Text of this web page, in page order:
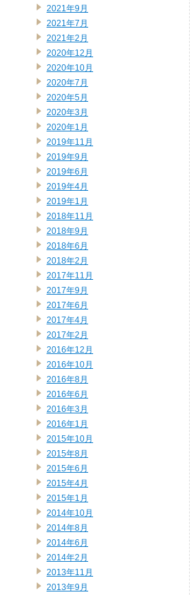
2021年9月
2021年7月
2021年2月
2020年12月
2020年10月
2020年7月
2020年5月
2020年3月
2020年1月
2019年11月
2019年9月
2019年6月
2019年4月
2019年1月
2018年11月
2018年9月
2018年6月
2018年2月
2017年11月
2017年9月
2017年6月
2017年4月
2017年2月
2016年12月
2016年10月
2016年8月
2016年6月
2016年3月
2016年1月
2015年10月
2015年8月
2015年6月
2015年4月
2015年1月
2014年10月
2014年8月
2014年6月
2014年2月
2013年11月
2013年9月